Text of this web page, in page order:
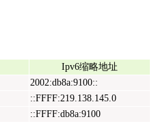
Ipv6缩略地址
2002:db8a:9100::
::FFFF:219.138.145.0
::FFFF:db8a:9100